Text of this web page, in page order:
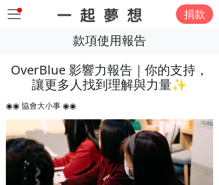
捐款
款項使用報告
OverBlue 影響力報告｜你的支持，
讓更多人找到理解與力量✨
◉◉ 協會大小事 ◉◉